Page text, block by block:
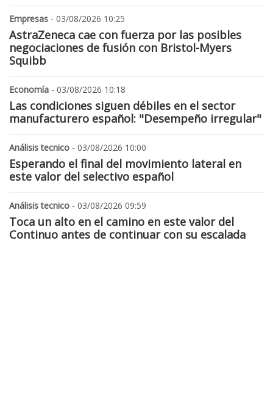
Empresas - 03/08/2026 10:25
AstraZeneca cae con fuerza por las posibles
negociaciones de fusión con Bristol-Myers
Squibb
Economía - 03/08/2026 10:18
Las condiciones siguen débiles en el sector
manufacturero español: "Desempeño irregular"
Análisis tecnico - 03/08/2026 10:00
Esperando el final del movimiento lateral en
este valor del selectivo español
Análisis tecnico - 03/08/2026 09:59
Toca un alto en el camino en este valor del
Continuo antes de continuar con su escalada